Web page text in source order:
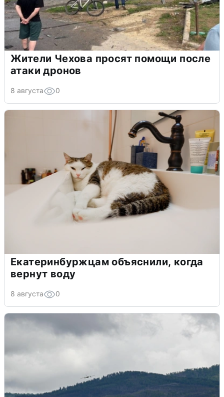
Жители Чехова просят помощи после
атаки дронов
8 августа 0
Екатеринбуржцам объяснили, когда
вернут воду
8 августа 0